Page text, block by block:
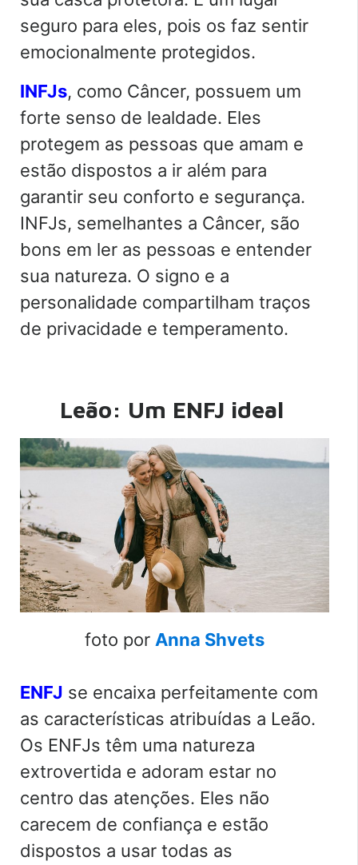
seguro para eles, pois os faz sentir
emocionalmente protegidos.
INFJs, como Câncer, possuem um
forte senso de lealdade. Eles
protegem as pessoas que amam e
estão dispostos a ir além para
garantir seu conforto e segurança.
INFJs, semelhantes a Câncer, são
bons em ler as pessoas e entender
sua natureza. O signo e a
personalidade compartilham traços
de privacidade e temperamento.
Leão: Um ENFJ ideal
foto por Anna Shvets
ENFJ se encaixa perfeitamente com
as características atribuídas a Leão.
Os ENFJs têm uma natureza
extrovertida e adoram estar no
centro das atenções. Eles não
carecem de confiança e estão
dispostos a usar todas as